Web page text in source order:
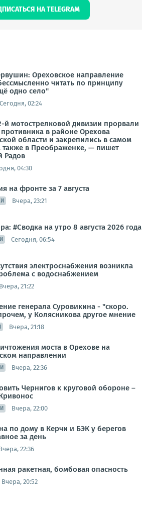
НА TELEGRAM
Ореховское направление
читать по принципу
одно село"
Сегодня, 02:24
й мотострелковой дивизии прорвали
в районе Орехова
области и закрепились в самом
также в Преображенке, — пишет
Радов
04:30
на фронте за 7 августа
Вчера, 23:21
#Сводка на утро 8 августа 2026 года
Сегодня, 06:54
электроснабжения возникла
с водоснабжением
Вчера, 21:22
генерала Суровикина - "скоро.
у Колясникова другое мнение
Вчера, 21:18
моста в Орехове на
направлении
Вчера, 22:36
Чернигов к круговой обороне –
Вчера, 22:00
по дому в Керчи и БЭК у берегов
за день
22:36
ракетная, бомбовая опасность
Вчера, 20:52